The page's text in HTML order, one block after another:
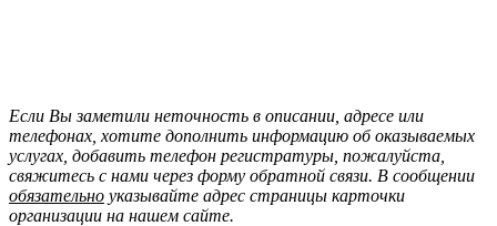
Если Вы заметили неточность в описании, адресе или
телефонах, хотите дополнить информацию об оказываемых
услугах, добавить телефон регистратуры, пожалуйста,
свяжитесь с нами через форму обратной связи. В сообщении
обязательно указывайте адрес страницы карточки
организации на нашем сайте.